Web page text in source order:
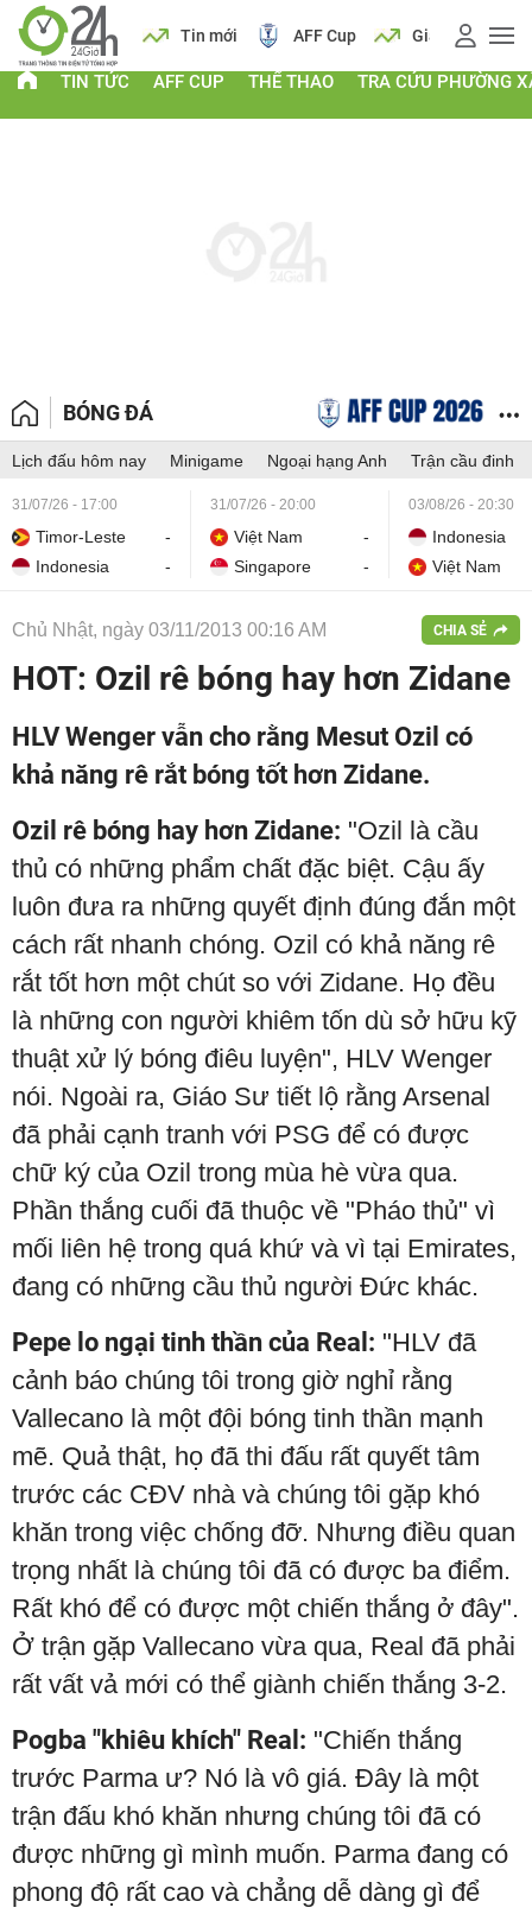
Lịch Tin mới AFF Cup Giá vàng
TIN TỨC AFF CUP THỂ THAO TRA CỨU PHƯỜNG
BÓNG ĐÁ
Lịch đấu hôm nay Minigame Ngoại hạng Anh Trận cầu đinh
31/07/26 - 17:00
Timor-Leste
-
Indonesia
-
31/07/26 - 20:00
Việt Nam
-
Singapore
-
03/08/26 - 20:30
Indonesia
Việt Nam
Chủ Nhật, ngày 03/11/2013 00:16 AM CHIA SẺ
HOT: Ozil rê bóng hay hơn Zidane
HLV Wenger vẫn cho rằng Mesut Ozil có
khả năng rê rắt bóng tốt hơn Zidane.
Ozil rê bóng hay hơn Zidane: "Ozil là cầu
thủ có những phẩm chất đặc biệt. Cậu ấy
luôn đưa ra những quyết định đúng đắn một
cách rất nhanh chóng. Ozil có khả năng rê
rắt tốt hơn một chút so với Zidane. Họ đều
là những con người khiêm tốn dù sở hữu kỹ
thuật xử lý bóng điêu luyện", HLV Wenger
nói. Ngoài ra, Giáo Sư tiết lộ rằng Arsenal
đã phải cạnh tranh với PSG để có được
chữ ký của Ozil trong mùa hè vừa qua.
Phần thắng cuối đã thuộc về "Pháo thủ" vì
mối liên hệ trong quá khứ và vì tại Emirates,
đang có những cầu thủ người Đức khác.
Pepe lo ngại tinh thần của Real: "HLV đã
cảnh báo chúng tôi trong giờ nghỉ rằng
Vallecano là một đội bóng tinh thần mạnh
mẽ. Quả thật, họ đã thi đấu rất quyết tâm
trước các CĐV nhà và chúng tôi gặp khó
khăn trong việc chống đỡ. Nhưng điều quan
trọng nhất là chúng tôi đã có được ba điểm.
Rất khó để có được một chiến thắng ở đây".
Ở trận gặp Vallecano vừa qua, Real đã phải
rất vất vả mới có thể giành chiến thắng 3-2.
Pogba "khiêu khích" Real: "Chiến thắng
trước Parma ư? Nó là vô giá. Đây là một
trận đấu khó khăn nhưng chúng tôi đã có
được những gì mình muốn. Parma đang có
phong độ rất cao và chẳng dễ dàng gì để